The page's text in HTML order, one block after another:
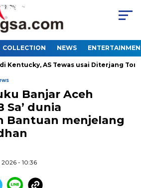
COLLECTION NEWS
AS Tewas usai Diterjang Tornado
Banjar Aceh
Sa’ dunia
Bantuan menjelang
- 10:36